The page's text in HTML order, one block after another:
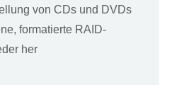
von CDs und DVDs
formatierte RAID-
her